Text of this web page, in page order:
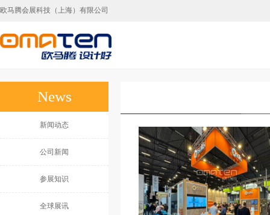
欧马腾会展科技（上海）有限公司
News
新闻动态
公司新闻
参展知识
全球展讯